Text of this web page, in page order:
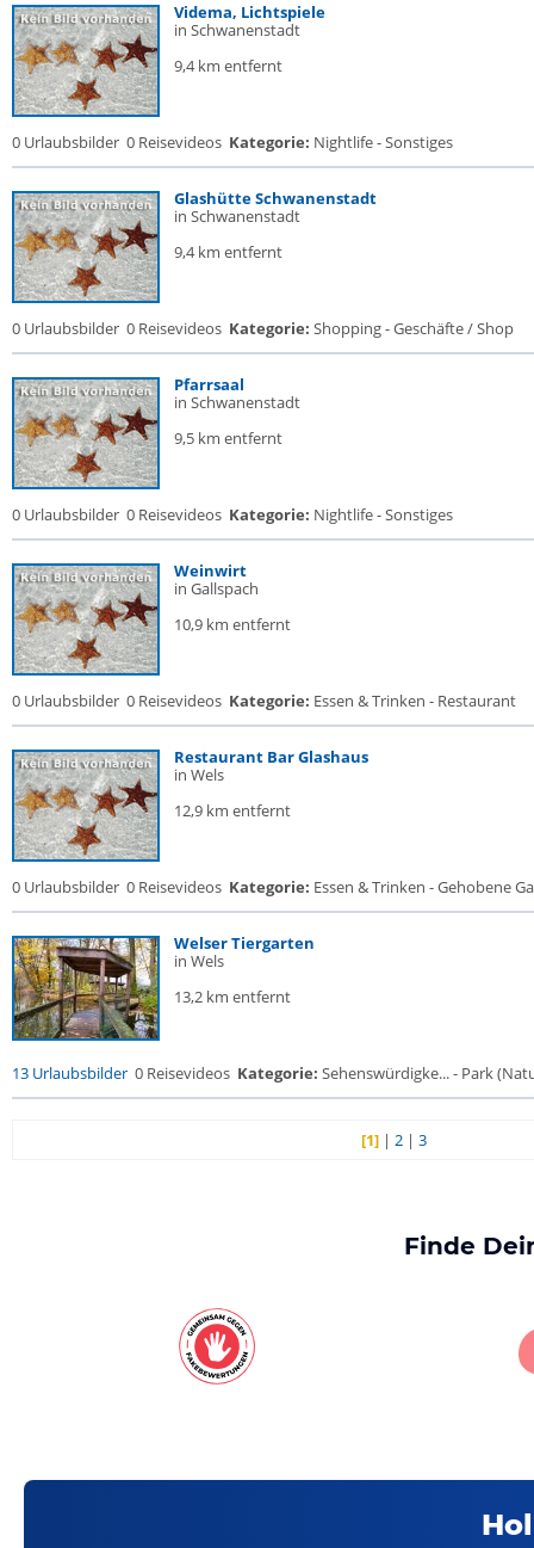
Videma, Lichtspiele
in Schwanenstadt
9,4 km entfernt
0 Urlaubsbilder 0 Reisevideos Kategorie: Nightlife - Sonstiges
Glashütte Schwanenstadt
in Schwanenstadt
9,4 km entfernt
0 Urlaubsbilder 0 Reisevideos Kategorie: Shopping - Geschäfte / Shop
Pfarrsaal
in Schwanenstadt
9,5 km entfernt
0 Urlaubsbilder 0 Reisevideos Kategorie: Nightlife - Sonstiges
Weinwirt
in Gallspach
10,9 km entfernt
0 Urlaubsbilder 0 Reisevideos Kategorie: Essen & Trinken - Restaurant
Restaurant Bar Glashaus
in Wels
12,9 km entfernt
0 Urlaubsbilder 0 Reisevideos Kategorie: Essen & Trinken - Gehobene
Welser Tiergarten
in Wels
13,2 km entfernt
13 Urlaubsbilder 0 Reisevideos Kategorie: Sehenswürdigke... - Park
[1] |2 |3
Finde